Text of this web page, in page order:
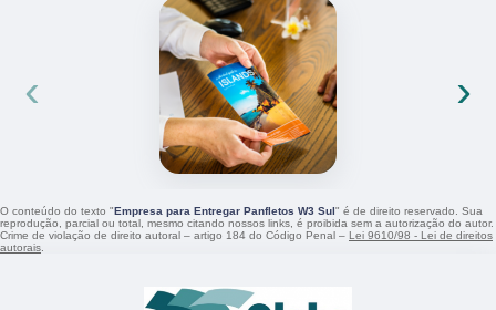
‹ ›
O conteúdo do texto "Empresa para Entregar Panfletos W3 Sul" é de direito reservado. Sua
reprodução, parcial ou total, mesmo citando nossos links, é proibida sem a autorização do autor.
Crime de violação de direito autoral – artigo 184 do Código Penal – Lei 9610/98 - Lei de direitos
autorais.